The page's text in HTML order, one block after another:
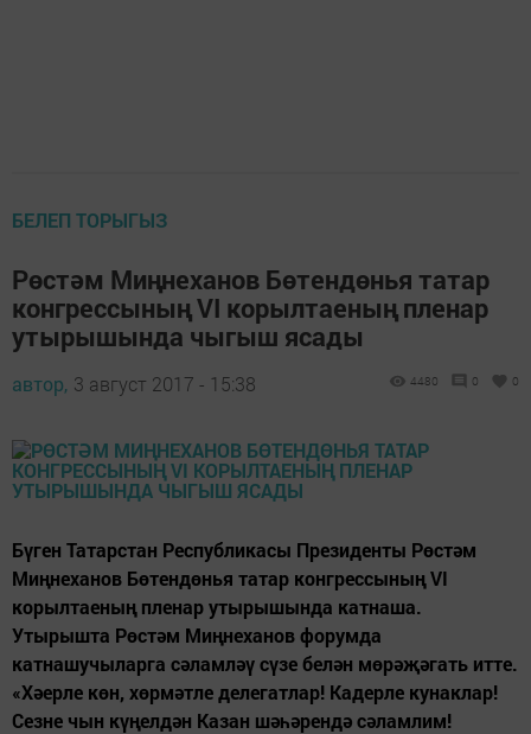
БЕЛЕП ТОРЫГЫЗ
Рөстәм Миңнеханов Бөтендөнья татар
конгрессының VI корылтаеның пленар
утырышында чыгыш ясады
автор, 3 август 2017 - 15:38 4480 0 0
Бүген Татарстан Республикасы Президенты Рөстәм
Миңнеханов Бөтендөнья татар конгрессының VI
корылтаеның пленар утырышында катнаша.
Утырышта Рөстәм Миңнеханов форумда
катнашучыларга сәламләү сүзе белән мөрәҗәгать итте.
«Хәерле көн, хөрмәтле делегатлар! Кадерле кунаклар!
Сезне чын күңелдән Казан шәһәрендә сәламлим!